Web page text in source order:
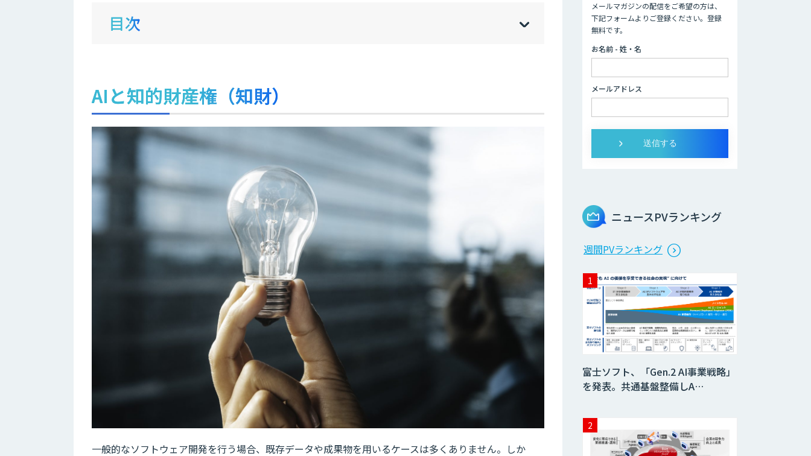
目次 [hi
]
[sh
]
AIと知的財産権（知財）
一般的なソフトウェア開発を行う場合、既存データや成果物を用いるケースは多くありません。しか
メールマガジンの配信をご希望の方は、
下記フォームよりご登録ください。登録
無料です。
お名前 - 姓・名
メールアドレス
ニュースPVランキング
週間PVランキング
富士ソフト、「Gen.2 AI事業戦略」
を発表。共通基盤整備しA…